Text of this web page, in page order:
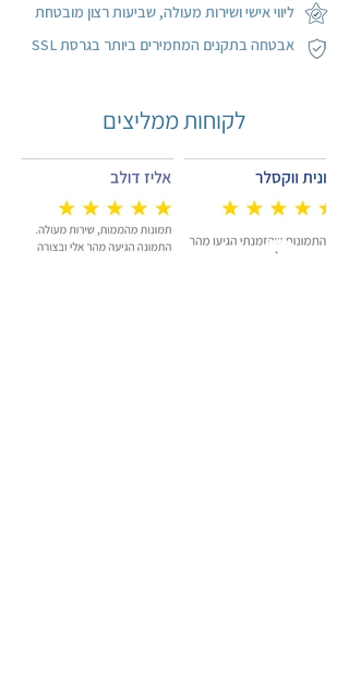
ליווי אישי ושירות מעולה, שביעות רצון מובטחת
אבטחה בתקנים המחמירים ביותר בגרסת SSL
לקוחות ממליצים